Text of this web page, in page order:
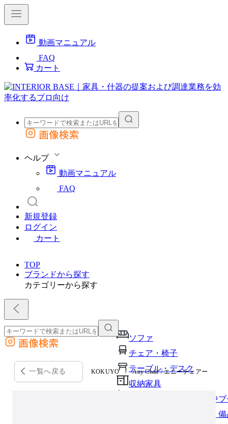
動画マニュアル
FAQ
カート
外部サイトの商品をカートに追加
画像検索
ヘルプ
動画マニュアル
FAQ
新規登録
ログイン
カート
TOP
ブランドから探す
カテゴリーから探す
ソファ
チェア・椅子
テーブル・デスク
収納家具
パーソナルブース・集中
オフィスアクセサリー・
外部サイトの商品をカートに追加
他のサイトで見つけた商品ページのURLを貼り付けて、カートに追加できます
画像検索
一覧へ戻る KOKUYO Any Chair / エニーチェアー